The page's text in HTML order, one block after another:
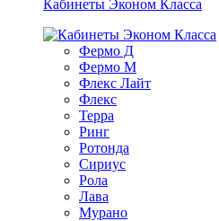
Кабинеты Эконом Класса
Фермо Д
Фермо М
Флекс Лайт
Флекс
Терра
Ринг
Ротонда
Сириус
Рола
Лава
Мурано